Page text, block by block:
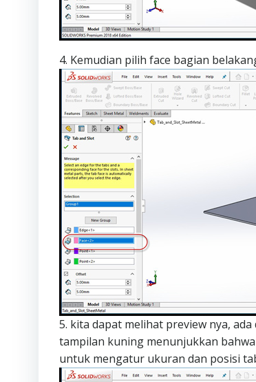
4. Kemudian pilih face bagian
5. kita dapat melihat preview nya,
tampilan kuning menunjukkan
untuk mengatur ukuran dan posisi